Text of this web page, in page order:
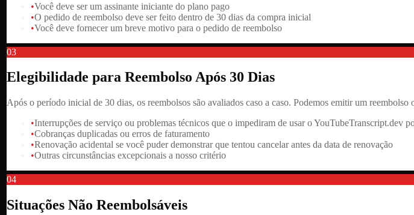
•Você deve ser um assinante iniciante do plano pago
•O pedido de reembolso deve ser feito dentro de 30 dias da compra inicial
•Você deve fornecer um breve motivo para o pedido de reembolso
03
Elegibilidade para Reembolso Após 30 Dias
Após o período inicial de 30 dias, os reembolsos são avaliados caso a caso. Podemos emitir um reembolso
•Interrupções de serviço ou problemas técnicos que o impediram de usar o YouTubeTranscript.dev
•Cobranças duplicadas ou erros de faturamento
•Renovação acidental se você puder demonstrar que tentou cancelar antes da data de renovação
•Outras circunstâncias excepcionais a nosso critério
04
Situações Não Reembolsáveis